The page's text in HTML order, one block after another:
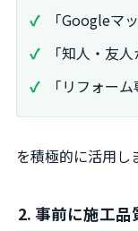
「Googleマ
「知人・友
「リフォー
を積極的に活用し
2. 事前に施工